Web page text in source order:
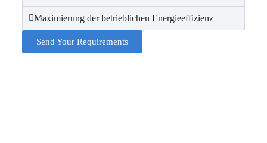
Maximierung der betrieblichen Energieeffizienz
Send Your Requirements